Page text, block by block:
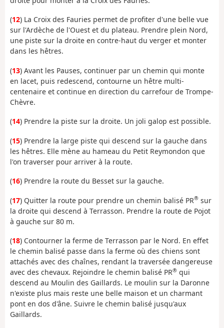
(12) La Croix des Fauries permet de profiter d'une belle vue
sur l'Ardèche de l'Ouest et du plateau. Prendre plein Nord,
une piste sur la droite en contre-haut du verger et monter
dans les hêtres.
(13) Avant les Pauses, continuer par un chemin qui monte
en lacet, puis redescend, contourne un hêtre multi-
centenaire et continue en direction du carrefour de Trompe-
Chèvre.
(14) Prendre la piste sur la droite. Un joli galop est possible.
(15) Prendre la large piste qui descend sur la gauche dans
les hêtres. Elle mène au hameau du Petit Reymondon que
l'on traverser pour arriver à la route.
(16) Prendre la route du Besset sur la gauche.
(17) Quitter la route pour prendre un chemin balisé PR® sur
la droite qui descend à Terrasson. Prendre la route de Pojot
à gauche sur 80 m.
(18) Contourner la ferme de Terrasson par le Nord. En effet
le chemin balisé passe dans la ferme où des chiens sont
attachés avec des chaînes, rendant la traversée dangereuse
avec des chevaux. Rejoindre le chemin balisé PR® qui
descend au Moulin des Gaillards. Le moulin sur la Daronne
n'existe plus mais reste une belle maison et un charmant
pont en dos d'âne. Suivre le chemin balisé jusqu'aux
Gaillards.